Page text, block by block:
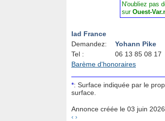
N'oubliez pas
sur Ouest-
Iad France
Demandez:
Yohann Pike
Tel :
06 13 85 08 17
Barème d'honoraires
*: Surface indiquée par le
surface.
Annonce créée le 03 juin
‹ ›